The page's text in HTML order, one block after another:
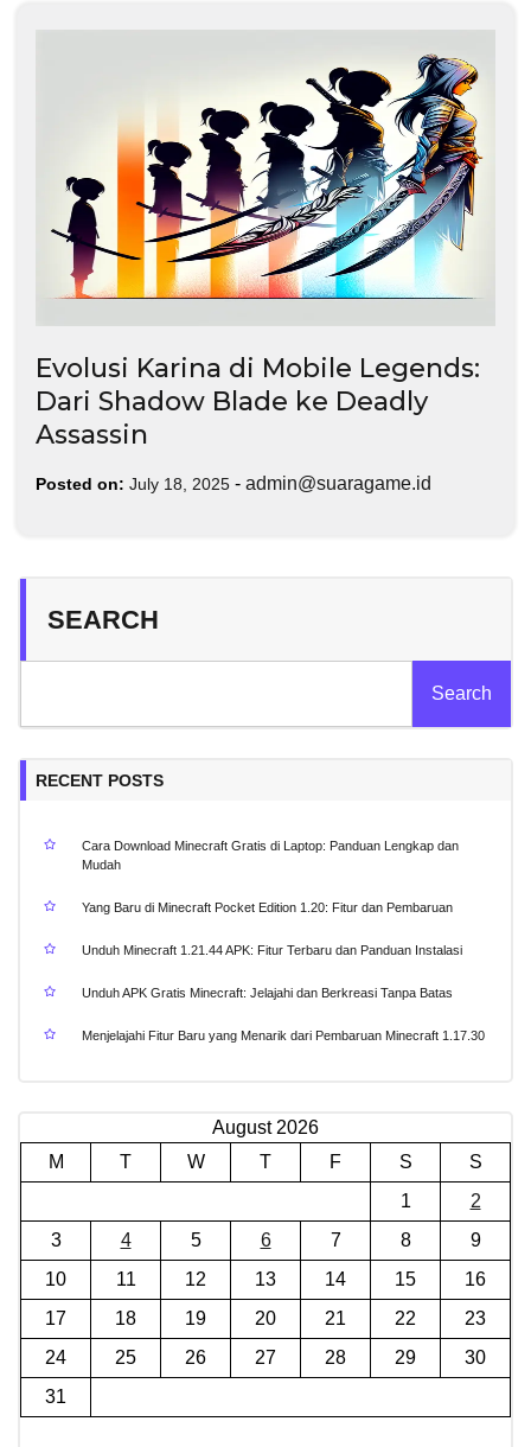
Evolusi Karina di Mobile Legends:
Dari Shadow Blade ke Deadly
Assassin
Posted on: July 18, 2025 - admin@suaragame.id
SEARCH
Search
RECENT POSTS
Cara Download Minecraft Gratis di Laptop: Panduan Lengkap dan
Mudah
Yang Baru di Minecraft Pocket Edition 1.20: Fitur dan Pembaruan
Unduh Minecraft 1.21.44 APK: Fitur Terbaru dan Panduan Instalasi
Unduh APK Gratis Minecraft: Jelajahi dan Berkreasi Tanpa Batas
Menjelajahi Fitur Baru yang Menarik dari Pembaruan Minecraft 1.17.30
August 2026
M
T W T F S
S
1
2
3
4 5 6 7 8
9
10
11 12 13 14 15
16
17
18 19 20 21 22
23
24
25 26 27 28 29
30
31